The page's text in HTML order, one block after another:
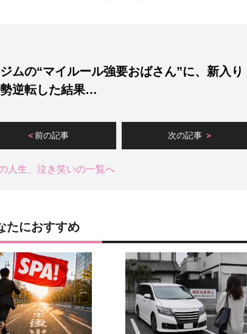
ムの“マイルール強要おばさん”に、新入り
逆転した結果…
前の記事 次の記事
人生、泣き笑いの一覧へ
たにおすすめ